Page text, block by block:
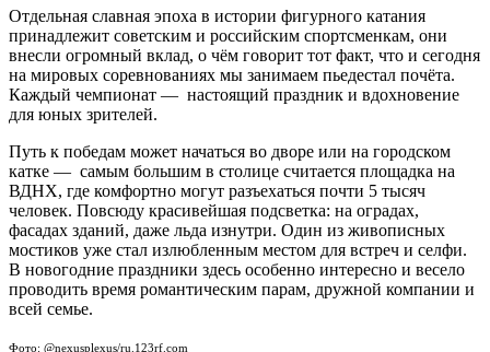
Отдельная славная эпоха в истории фигурного катания
принадлежит советским и российским спортсменкам, они
внесли огромный вклад, о чём говорит тот факт, что и сегодня
на мировых соревнованиях мы занимаем пьедестал почёта.
Каждый чемпионат — настоящий праздник и вдохновение
для юных зрителей.
Путь к победам может начаться во дворе или на городском
катке — самым большим в столице считается площадка на
ВДНХ, где комфортно могут разъехаться почти 5 тысяч
человек. Повсюду красивейшая подсветка: на оградах,
фасадах зданий, даже льда изнутри. Один из живописных
мостиков уже стал излюбленным местом для встреч и селфи.
В новогодние праздники здесь особенно интересно и весело
проводить время романтическим парам, дружной компании и
всей семье.
Фото: @nexusplexus/ru.123rf.com